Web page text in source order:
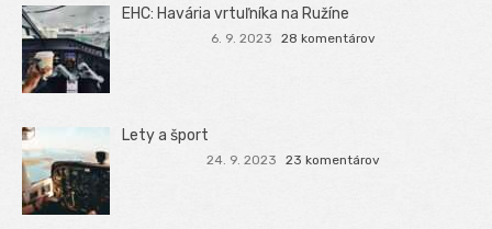
EHC: Havária vrtuľníka na Ružíne
6. 9. 2023 28 komentárov
Lety a šport
24. 9. 2023 23 komentárov